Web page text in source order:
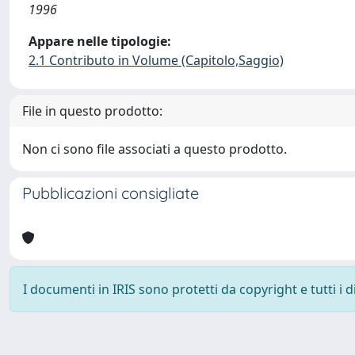
1996
Appare nelle tipologie:
2.1 Contributo in Volume (Capitolo,Saggio)
File in questo prodotto:
Non ci sono file associati a questo prodotto.
Pubblicazioni consigliate
I documenti in IRIS sono protetti da copyright e tutti i